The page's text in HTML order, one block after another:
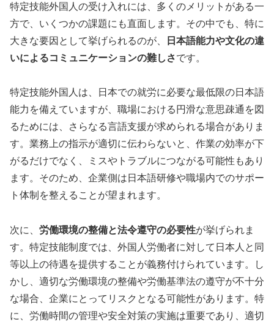
特定技能外国人の受け入れには、多くのメリットがある一
方で、いくつかの課題にも直面します。その中でも、特に
大きな要因として挙げられるのが、
日本語能力や文化の違
いによるコミュニケーションの難しさです。
特定技能外国人は、日本での就労に必要な最低限の日本語
能力を備えていますが、職場における円滑な意思疎通を図
るためには、さらなる言語支援が求められる場合がありま
す。業務上の指示が適切に伝わらないと、作業の効率が下
がるだけでなく、ミスやトラブルにつながる可能性もあり
ます。そのため、企業側は日本語研修や職場内でのサポー
ト体制を整えることが望まれます。
次に、 労働環境の整備と法令遵守の必要性が挙げられま
す。特定技能制度では、外国人労働者に対して日本人と同
等以上の待遇を提供することが義務付けられています。し
かし、適切な労働環境の整備や労働基準法の遵守が不十分
な場合、企業にとってリスクとなる可能性があります。特
に、労働時間の管理や安全対策の実施は重要であり、適切